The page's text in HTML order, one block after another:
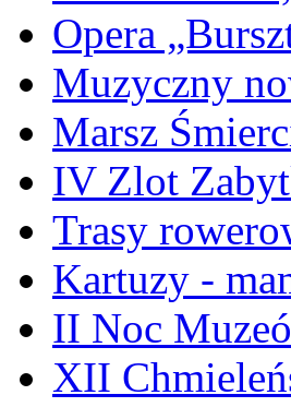
Opera
Muzyczny
Marsz
IV Zlot
Trasy
Kartuzy -
II Noc
XII